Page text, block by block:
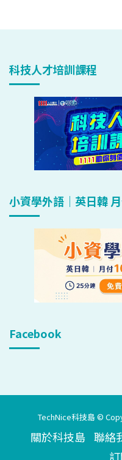
科技人才培訓課程
小資學外語｜英日韓
Facebook
TechNice科技島 ©
關於科技島 聯絡